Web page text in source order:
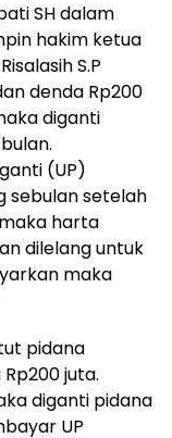
SH dalam
hakim ketua
S.P
denda Rp200
diganti
(UP)
sebulan setelah
harta
dilelang untuk
maka
pidana
juta.
diganti pidana
UP